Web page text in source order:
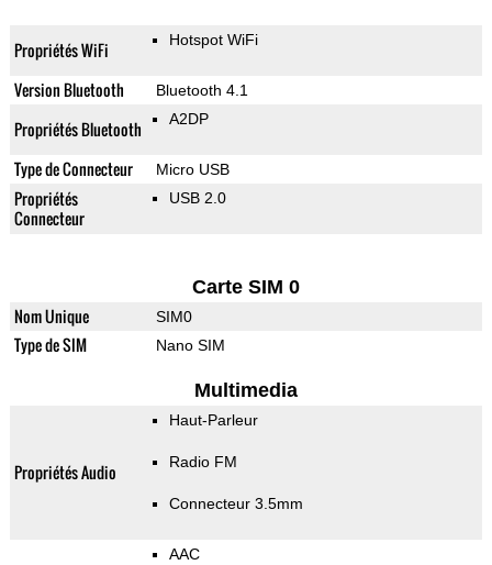
Propriétés WiFi Hotspot WiFi
Version Bluetooth Bluetooth 4.1
Propriétés Bluetooth A2DP
Type de Connecteur Micro USB
Propriétés
Connecteur
USB 2.0
Carte SIM 0
Nom Unique SIM0
Type de SIM Nano SIM
Multimedia
Propriétés Audio
Haut-Parleur
Radio FM
Connecteur 3.5mm
AAC